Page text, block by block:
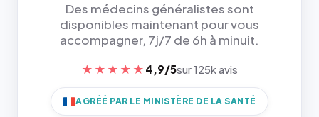
Des médecins généralistes sont
disponibles maintenant pour vous
accompagner, 7j/7 de 6h à minuit.
★★★★★ 4,9/5sur 125k avis
AGRÉÉ PAR LE MINISTÈRE DE LA SANTÉ